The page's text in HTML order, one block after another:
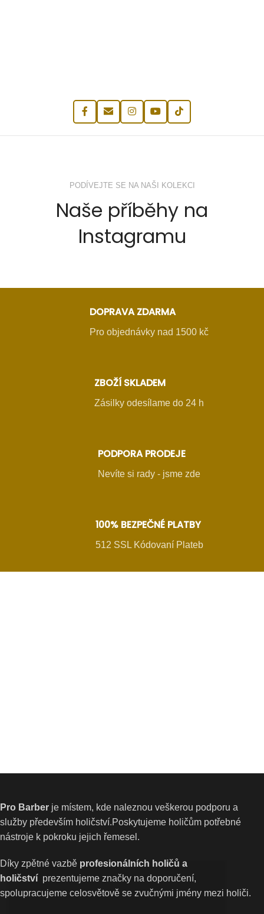
PODÍVEJTE SE NA NAŠI KOLEKCI
Naše příběhy na
Instagramu
DOPRAVA ZDARMA
Pro objednávky nad 1500 kč
ZBOŽÍ SKLADEM
Zásilky odesílame do 24 h
PODPORA PRODEJE
Nevíte si rady - jsme zde
100% BEZPEČNÉ PLATBY
512 SSL Kódovaní Plateb
Pro Barber je místem, kde naleznou veškerou podporu a
služby především holičství.Poskytujeme holičům potřebné
nástroje k pokroku jejich řemesel.
Díky zpětné vazbě profesionálních holičů a
holičství prezentujeme značky na doporučení,
spolupracujeme celosvětově se zvučnými jmény mezi holiči.